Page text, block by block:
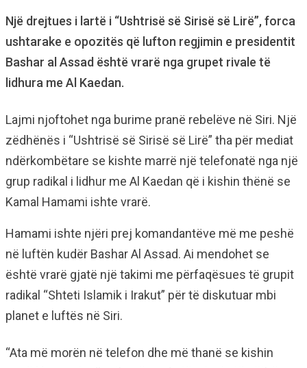
Një drejtues i lartë i “Ushtrisë së Sirisë së Lirë”, forca
ushtarake e opozitës që lufton regjimin e presidentit
Bashar al Assad është vrarë nga grupet rivale të
lidhura me Al Kaedan.
Lajmi njoftohet nga burime pranë rebelëve në Siri. Një
zëdhënës i “Ushtrisë së Sirisë së Lirë” tha për mediat
ndërkombëtare se kishte marrë një telefonatë nga një
grup radikal i lidhur me Al Kaedan që i kishin thënë se
Kamal Hamami ishte vrarë.
Hamami ishte njëri prej komandantëve më me peshë
në luftën kudër Bashar Al Assad. Ai mendohet se
është vrarë gjatë një takimi me përfaqësues të grupit
radikal “Shteti Islamik i Irakut” për të diskutuar mbi
planet e luftës në Siri.
“Ata më morën në telefon dhe më thanë se kishin